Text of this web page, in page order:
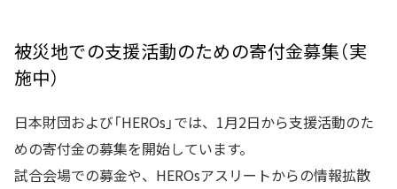
被災地での支援活動のための寄付金募集（実
施中）
日本財団および「HEROs」では、1月2日から支援活動のた
めの寄付金の募集を開始しています。
試合会場での募金や、HEROsアスリートからの情報拡散